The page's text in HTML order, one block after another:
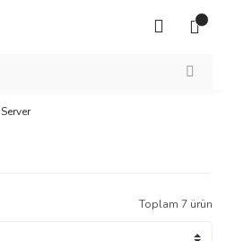
Server
Toplam 7 ürün